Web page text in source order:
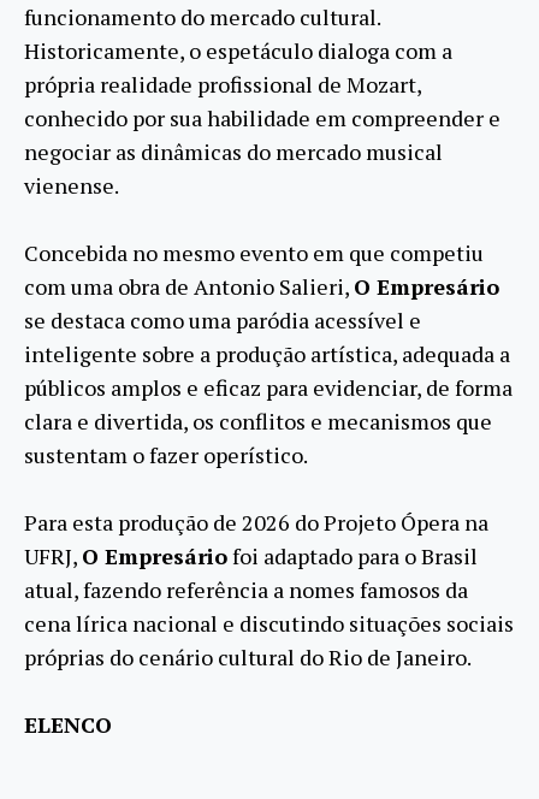
funcionamento do mercado cultural.
Historicamente, o espetáculo dialoga com a
própria realidade profissional de Mozart,
conhecido por sua habilidade em compreender e
negociar as dinâmicas do mercado musical
vienense.
Concebida no mesmo evento em que competiu
com uma obra de Antonio Salieri, O Empresário
se destaca como uma paródia acessível e
inteligente sobre a produção artística, adequada a
públicos amplos e eficaz para evidenciar, de forma
clara e divertida, os conflitos e mecanismos que
sustentam o fazer operístico.
Para esta produção de 2026 do Projeto Ópera na
UFRJ, O Empresáriofoi adaptado para o Brasil
atual, fazendo referência a nomes famosos da
cena lírica nacional e discutindo situações sociais
próprias do cenário cultural do Rio de Janeiro.
ELENCO